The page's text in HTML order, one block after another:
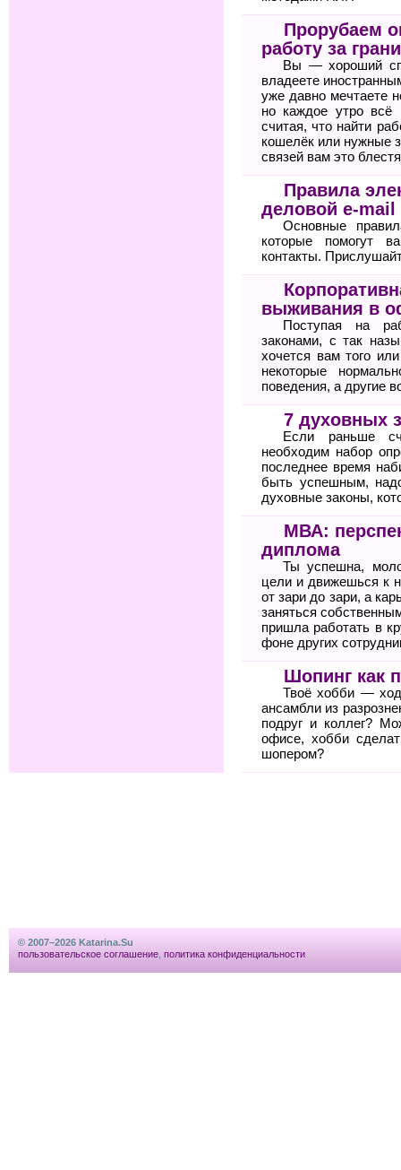
Прорубаем
работу за
Вы — хороший
владеете
уже давно мечтаете
но каждое утро всё
считая, что найти
кошелёк или нужные
связей вам это
Правила
деловой e-mail
Основные
которые помогут
контакты.
выживания в
Поступая на
законами, с так
хочется вам того
некоторые
поведения, а другие
7 духовных
Если раньше
необходим набор
последнее время
быть успешным,
духовные законы,
МВА:
диплома
Ты успешна,
цели и движешься к
от зари до зари, а
заняться
пришла работать в
фоне других
Шопинг как
Твоё хобби —
ансамбли из
подруг и коллег?
офисе, хобби
шопером?
© 2007–2026 Katarina.Su
пользовательское соглашение политика конфиденциальности